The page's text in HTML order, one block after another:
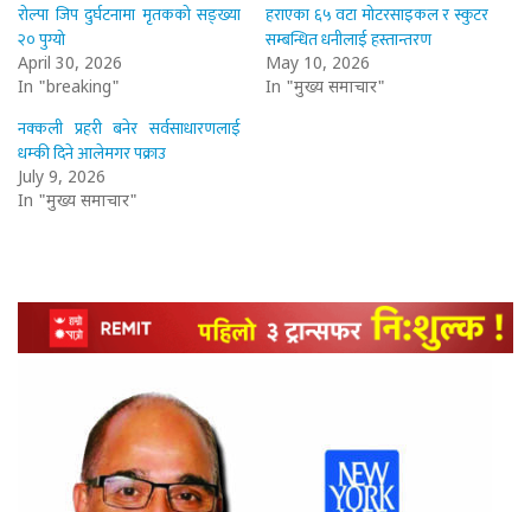
रोल्पा जिप दुर्घटनामा मृतकको सङ्ख्या
२० पुग्यो
April 30, 2026
In "breaking"
हराएका ६५ वटा मोटरसाइकल र स्कुटर
सम्बन्धित धनीलाई हस्तान्तरण
May 10, 2026
In "मुख्य समाचार"
नक्कली प्रहरी बनेर सर्वसाधारणलाई
धम्की दिने आलेमगर पक्राउ
July 9, 2026
In "मुख्य समाचार"